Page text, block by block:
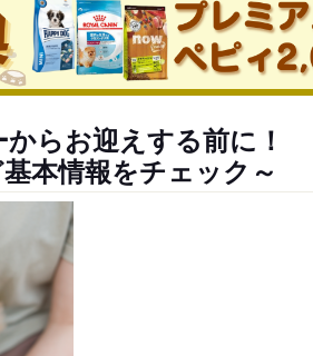
らお迎えする前に！
本情報をチェック～